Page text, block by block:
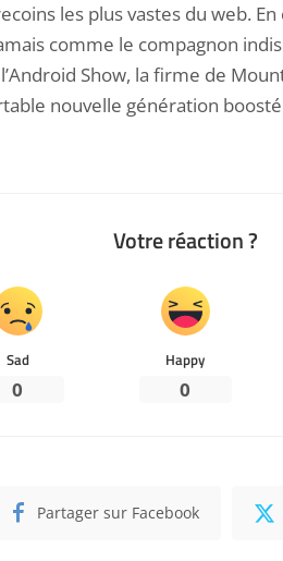
les plus vastes du web.
comme le compagnon
Show, la firme de
nouvelle génération
Votre réaction ?
Sad
0
Happy
0
Partager sur Facebook